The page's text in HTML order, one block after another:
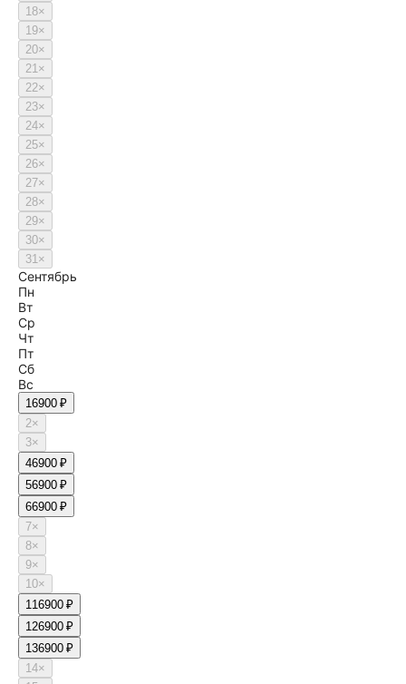
18×
19×
20×
21×
22×
23×
24×
25×
26×
27×
28×
29×
30×
31×
Сентябрь
Пн
Вт
Ср
Чт
Пт
Сб
Вс
16900 ₽
2×
3×
46900 ₽
56900 ₽
66900 ₽
7×
8×
9×
10×
116900 ₽
126900 ₽
136900 ₽
14×